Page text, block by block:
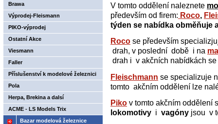
V tomto oddělení naleznete
především od firem: Roco,
týden se nabídka obměňuje
Roco se především
drah, v poslední době i na
drah i v akčních nabídkách
Fleischmann se specializuje
tomto akčním oddělení lze
Piko v tomto akčním oddělení
lokomotivy i vagóny jsou v
Brawa
Výprodej-Fleismann
PIKO-výprodej
Ostatní Akce
Viesmann
Faller
Příslušenství k modelové železnici
až -30%
Pola
Herpa, Brekina a dalsí
ACME - LS Models Trix
Bazar modelová železnice